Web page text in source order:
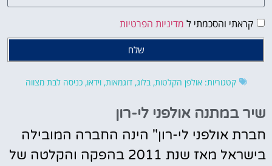
קראתי והסכמתי ל מדיניות הפרטיות
שלח
קטגוריות: אולפן הקלטות,בלוג,דוגמאות,וידאו,כניסה לבת מצווה
שיר במתנה אולפני לי-רון
חברת אולפני לי-רון" הינה החברה המובילה
בישראל מאז שנת 2011 בהפקה והקלטה של